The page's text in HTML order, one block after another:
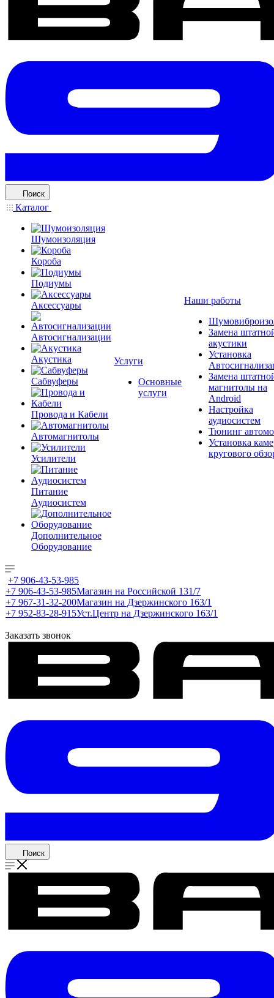
Поиск
Каталог
Шумоизоляция
Короба
Подиумы
Аксессуары
Автосигнализации
Акустика
Сабвуферы
Провода и Кабели
Автомагнитолы
Усилители
Питание
Аудиосистем
Дополнительное
Оборудование
Услуги
Основные
услуги
Наши работы
Замена
акустики
Установка
Замена
магнитолы на
Android
Настройка
аудиосистем
Тюнинг
Установка
кругового
+7 906-43-53-985
+7 906-43-53-985Магазин на Российской 131/7
+7 967-31-32-200Магазин на Дзержинского 163/1
+7 952-83-28-915Уст.Центр на Дзержинского 163/1
Заказать звонок
Поиск